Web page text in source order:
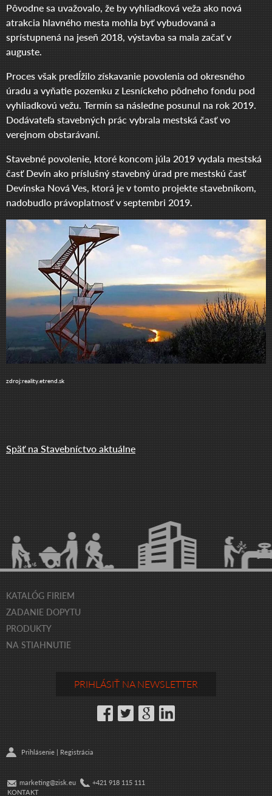
Pôvodne sa uvažovalo, že by vyhliadková veža ako nová
atrakcia hlavného mesta mohla byť vybudovaná a
sprístupnená na jeseň 2018, výstavba sa mala začať v
auguste.
Proces však predĺžilo získavanie povolenia od okresného
úradu a vyňatie pozemku z Lesníckeho pôdneho fondu pod
vyhliadkovú vežu. Termín sa následne posunul na rok 2019.
Dodávateľa stavebných prác vybrala mestská časť vo
verejnom obstarávaní.
Stavebné povolenie, ktoré koncom júla 2019 vydala mestská
časť Devín ako príslušný stavebný úrad pre mestskú časť
Devínska Nová Ves, ktorá je v tomto projekte stavebníkom,
nadobudlo právoplatnosť v septembri 2019.
zdroj:reality.etrend.sk
Späť na Stavebníctvo aktuálne
KATALÓG FIRIEM
ZADANIE DOPYTU
PRODUKTY
NA STIAHNUTIE
PRIHLÁSIŤ NA NEWSLETTER
Prihlásenie | Registrácia
marketing@zisk.eu
+421 918 115 111
KONTAKT